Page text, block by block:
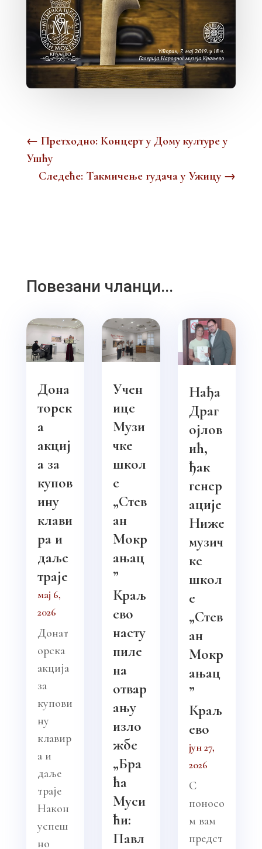
← Претходно: Концерт у Дому културе у
Ушћу
Следеће: Tакмичењe гудача у Ужицу→
Повезани чланци...
Дона
торск
а
акциј
а за
купов
ину
клави
ра и
даље
траје
мај 6,
2026
Донат
орска
акција
за
купови
ну
клавир
а и
даље
траје
Након
успеш
но
Учен
ице
Музи
чке
школ
е
„Стев
ан
Мокр
ањац
”
Краљ
ево
насту
пиле
на
отвар
ању
изло
жбе
„Бра
ћа
Муси
ћи:
Павл
Нађа
Драг
ојлов
ић,
ђак
генер
ације
Ниже
музич
ке
школ
е
„Стев
ан
Мокр
ањац
”
Краљ
ево
јун 27,
2026
С
поносо
м вам
предст